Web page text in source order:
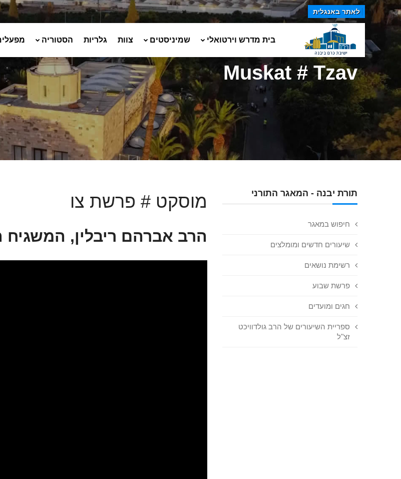
לאתר באנגלית
בית מדרש וירטואלי שמיניסטים צוות גלריות הסטוריה
Muskat # Tzav
תורת יבנה - המאגר התורני
חיפוש במאגר
שיעורים חדשים ומומלצים
רשימת נושאים
פרשת שבוע
חגים ומועדים
ספריית השיעורים של הרב גולדוויכט
זצ"ל
מוסקט # פרשת צו
הרב אברהם ריבלין, המשגיח